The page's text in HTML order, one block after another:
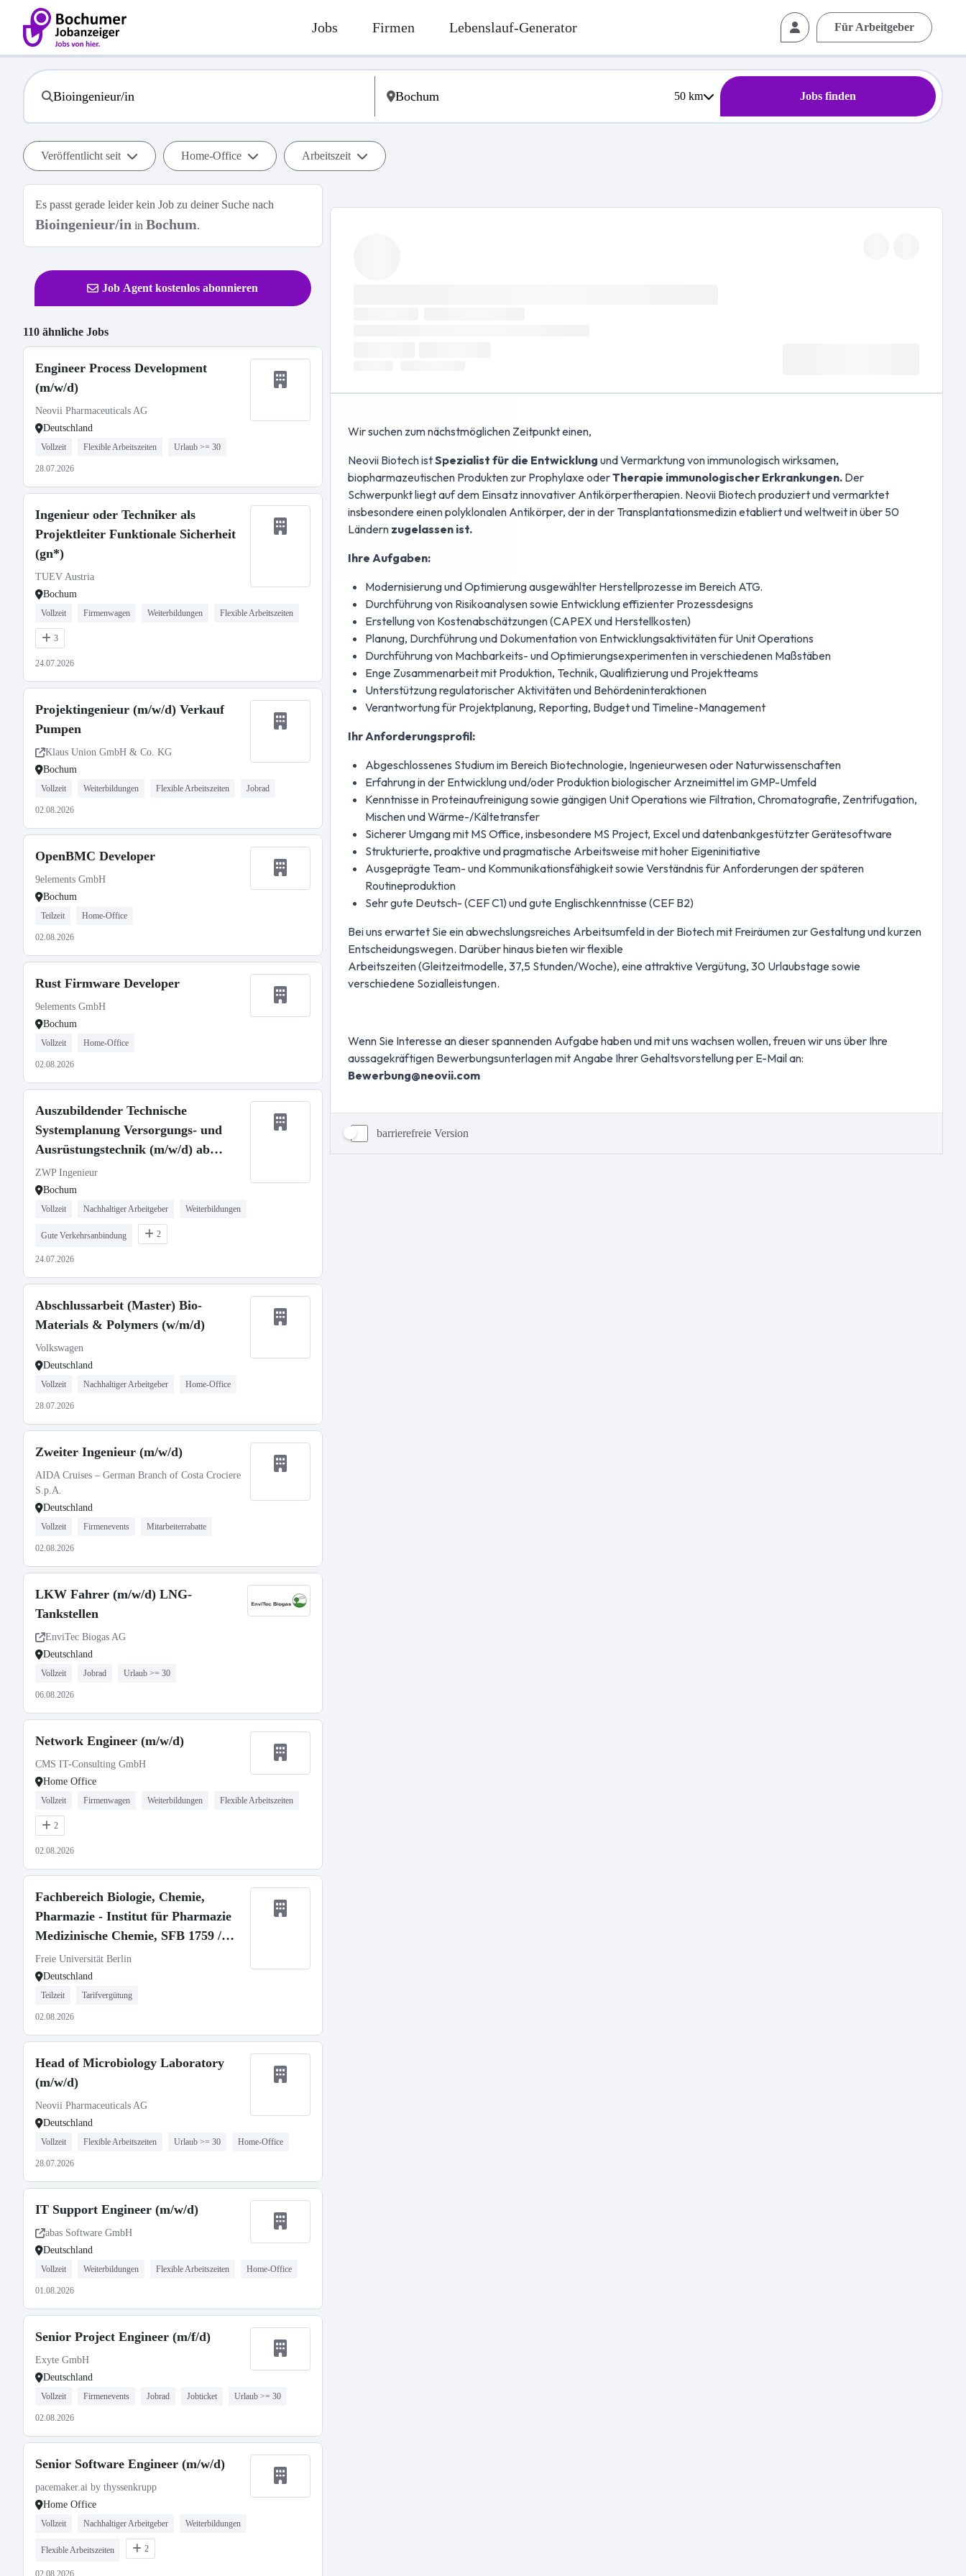
Jobs Firmen Lebenslauf-Generator Für Arbeitgeber
50km Jobs finden
Veröffentlicht seit Home-Office Arbeitszeit
Es passt gerade leider kein Job zu deiner Suche nach
Bioingenieur/in in Bochum.
Job Agent kostenlos abonnieren
110 ähnliche Jobs
Engineer Process Development
(m/w/d)
Neovii Pharmaceuticals AG
Deutschland
Vollzeit Flexible Arbeitszeiten Urlaub >= 30
28.07.2026
Ingenieur oder Techniker als
Projektleiter Funktionale Sicherheit
(gn*)
TUEV Austria
Bochum
Vollzeit Firmenwagen Weiterbildungen Flexible Arbeitszeiten
3
24.07.2026
Projektingenieur (m/w/d) Verkauf
Pumpen
Klaus Union GmbH & Co. KG
Bochum
Vollzeit Weiterbildungen Flexible Arbeitszeiten Jobrad
02.08.2026
OpenBMC Developer
9elements GmbH
Bochum
Teilzeit Home-Office
02.08.2026
Rust Firmware Developer
9elements GmbH
Bochum
Vollzeit Home-Office
02.08.2026
Auszubildender Technische
Systemplanung Versorgungs- und
Ausrüstungstechnik (m/w/d) ab
01.08.2026
ZWP Ingenieur
Bochum
Vollzeit Nachhaltiger Arbeitgeber Weiterbildungen
Gute Verkehrsanbindung 2
24.07.2026
Abschlussarbeit (Master) Bio-
Materials & Polymers (w/m/d)
Volkswagen
Deutschland
Vollzeit Nachhaltiger Arbeitgeber Home-Office
28.07.2026
Zweiter Ingenieur (m/w/d)
AIDA Cruises – German Branch of Costa Crociere
S.p.A.
Deutschland
Vollzeit Firmenevents Mitarbeiterrabatte
02.08.2026
LKW Fahrer (m/w/d) LNG-
Tankstellen
EnviTec Biogas AG
Deutschland
Vollzeit Jobrad Urlaub >= 30
06.08.2026
Network Engineer (m/w/d)
CMS IT-Consulting GmbH
Home Office
Vollzeit Firmenwagen Weiterbildungen Flexible Arbeitszeiten
2
02.08.2026
Fachbereich Biologie, Chemie,
Pharmazie - Institut für Pharmazie
Medizinische Chemie, SFB 1759 /
Medicinal Chemistry, SFB 1759
Freie Universität Berlin
Deutschland
Teilzeit Tarifvergütung
02.08.2026
Head of Microbiology Laboratory
(m/w/d)
Neovii Pharmaceuticals AG
Deutschland
Vollzeit Flexible Arbeitszeiten Urlaub >= 30 Home-Office
28.07.2026
IT Support Engineer (m/w/d)
abas Software GmbH
Deutschland
Vollzeit Weiterbildungen Flexible Arbeitszeiten Home-Office
01.08.2026
Senior Project Engineer (m/f/d)
Exyte GmbH
Deutschland
Vollzeit Firmenevents Jobrad Jobticket Urlaub >= 30
02.08.2026
Senior Software Engineer (m/w/d)
pacemaker.ai by thyssenkrupp
Home Office
Vollzeit Nachhaltiger Arbeitgeber Weiterbildungen
Flexible Arbeitszeiten 2
02.08.2026
barrierefreie Version